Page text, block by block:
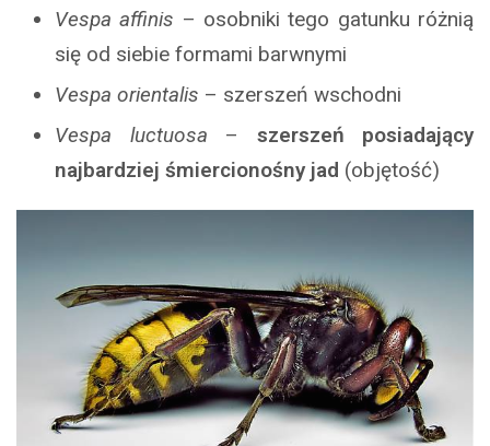
Vespa affinis – osobniki tego gatunku różnią
się od siebie formami barwnymi
Vespa orientalis – szerszeń wschodni
Vespa luctuosa – szerszeń posiadający
najbardziej śmiercionośny jad (objętość)